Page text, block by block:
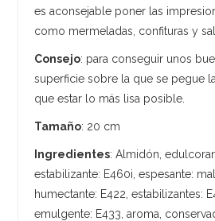
es aconsejable poner las
como mermeladas, confituras y
Consejo: para conseguir unos
superficie sobre la que se pegue
que estar lo más lisa posible.
Tamaño: 20 cm
Ingredientes: Almidón,
estabilizante: E460i, espesante:
humectante: E422, estabilizantes:
emulgente: E433, aroma,